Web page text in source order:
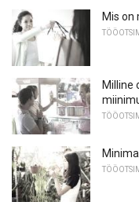
Mis on
Milline